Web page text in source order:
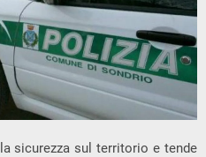
sicurezza sul territorio e tende